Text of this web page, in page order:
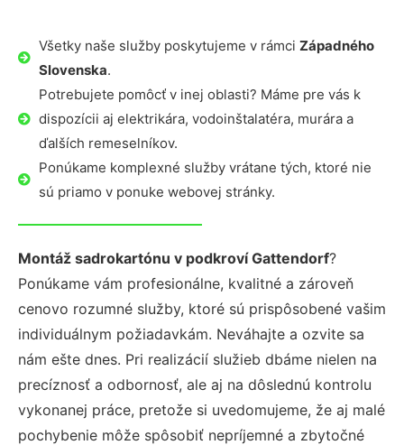
Všetky naše služby poskytujeme v rámci Západného
Slovenska.
Potrebujete pomôcť v inej oblasti? Máme pre vás k
dispozícii aj elektrikára, vodoinštalatéra, murára a
ďalších remeselníkov.
Ponúkame komplexné služby vrátane tých, ktoré nie
sú priamo v ponuke webovej stránky.
Montáž sadrokartónu v podkroví Gattendorf?
Ponúkame vám profesionálne, kvalitné a zároveň
cenovo rozumné služby, ktoré sú prispôsobené vašim
individuálnym požiadavkám. Neváhajte a ozvite sa
nám ešte dnes. Pri realizácií služieb dbáme nielen na
precíznosť a odbornosť, ale aj na dôslednú kontrolu
vykonanej práce, pretože si uvedomujeme, že aj malé
pochybenie môže spôsobiť nepríjemné a zbytočné